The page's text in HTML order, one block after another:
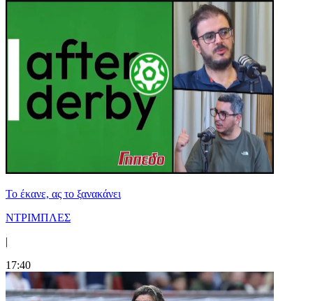
Το έκανε, ας το ξανακάνει
ΝΤΡΙΜΠΛΕΣ
|
17:40